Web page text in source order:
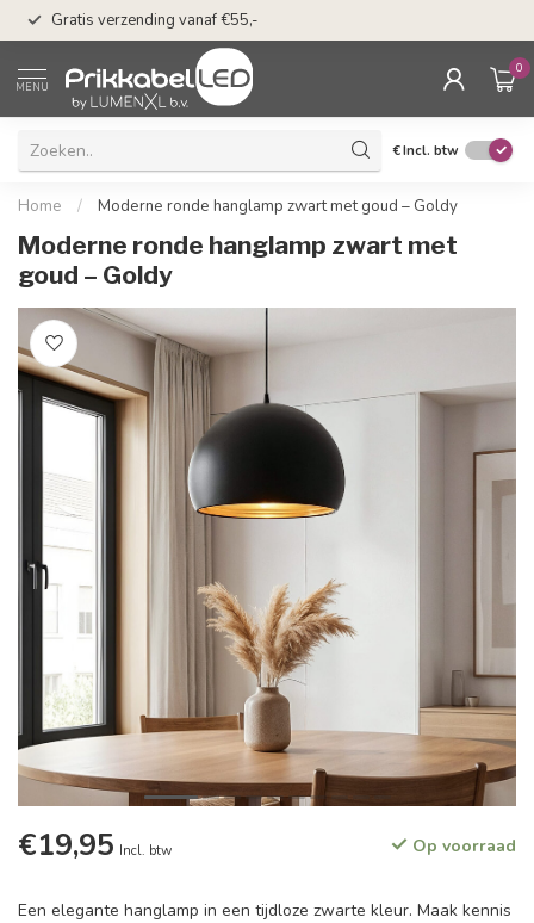
Gratis verzending vanaf €55,-
MENU
0
€Incl. btw
Home / Moderne ronde hanglamp zwart met goud – Goldy
Moderne ronde hanglamp zwart met
goud – Goldy
€19,95 Incl. btw Op voorraad
Een elegante hanglamp in een tijdloze zwarte kleur. Maak kennis